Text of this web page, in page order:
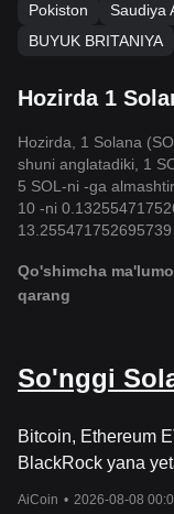
Pokiston
Saudiya
BUYUK BRITANIYA
Hozirda 1
Hozirda, 1 Solana
shuni anglatadiki, 1
5 SOL-ni -ga
10 -ni
Qo'shimcha
qarang
So'nggi
Bitcoin, Ethereum
BlackRock yana
AiCoin • 2026-08-08